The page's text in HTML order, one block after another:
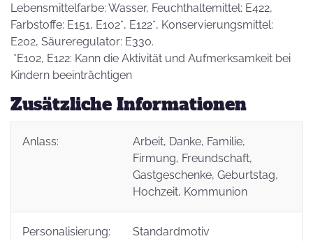
Lebensmittelfarbe: Wasser, Feuchthaltemittel: E422,
Farbstoffe: E151, E102*, E122*, Konservierungsmittel:
E202, Säureregulator: E330.
*E102, E122: Kann die Aktivität und Aufmerksamkeit bei
Kindern beeinträchtigen
Zusätzliche Informationen
Anlass: Arbeit, Danke, Familie,
Firmung, Freundschaft,
Gastgeschenke, Geburtstag,
Hochzeit, Kommunion
Personalisierung: Standardmotiv